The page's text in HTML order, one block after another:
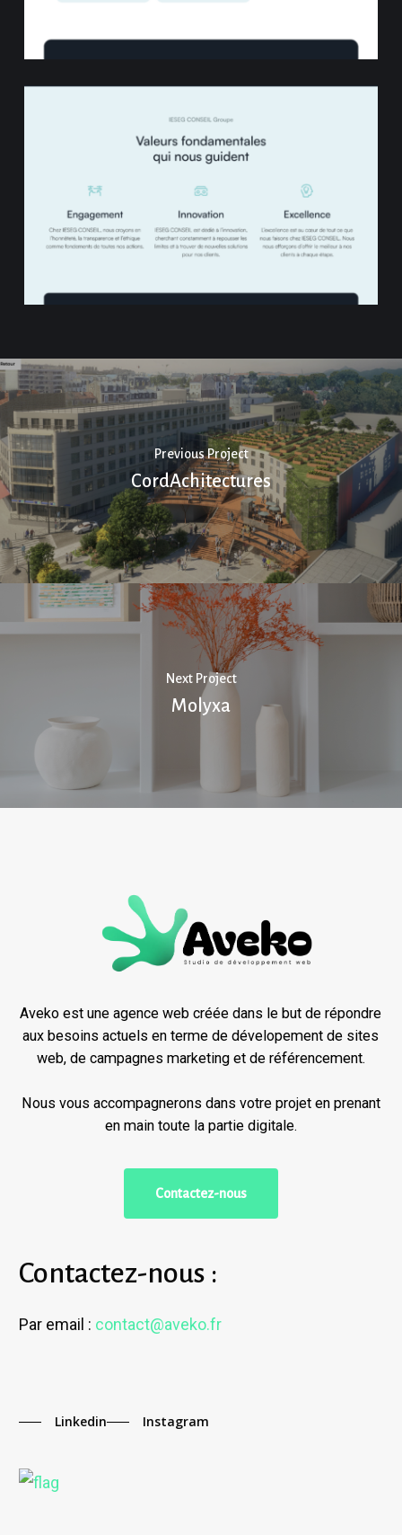
Previous Project
CordAchitectures
Next Project
Molyxa
Aveko est une agence web créée dans le but de répondre
aux besoins actuels en terme de dévelopement de sites
web, de campagnes marketing et de référencement.
Nous vous accompagnerons dans votre projet en prenant
en main toute la partie digitale.
Contactez-nous
Contactez-nous :
Par email : contact@aveko.fr
Linkedin Instagram